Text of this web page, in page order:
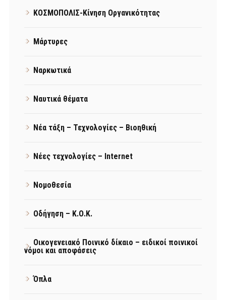
ΚΟΣΜΟΠΟΛΙΣ-Κίνηση Οργανικότητας
Μάρτυρες
Ναρκωτικά
Ναυτικά θέματα
Νέα τάξη – Τεχνολογίες – Βιοηθική
Νέες τεχνολογίες – Internet
Νομοθεσία
Οδήγηση – Κ.Ο.Κ.
Οικογενειακό Ποινικό δίκαιο – ειδικοί ποινικοί
νόμοι και αποφάσεις
Όπλα